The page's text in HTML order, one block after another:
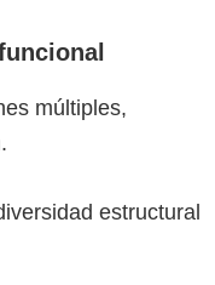
múltiples,
estructural